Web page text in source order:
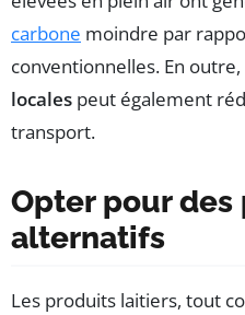
carbone moindre par
conventionnelles. En
locales peut également
transport.
Opter pour
alternatifs
Les produits laitiers, tout